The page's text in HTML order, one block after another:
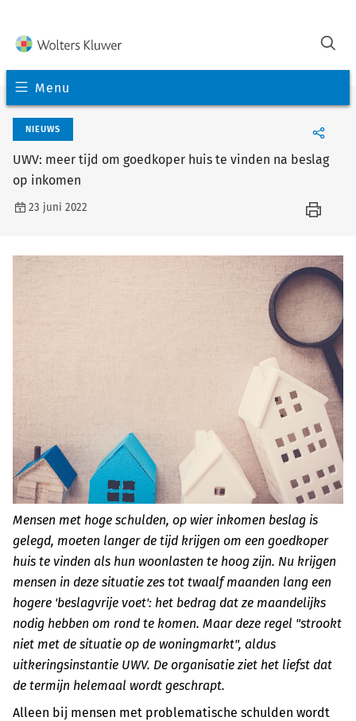
Menu
NIEUWS
UWV: meer tijd om goedkoper huis te vinden na beslag
op inkomen
23 juni 2022
Mensen met hoge schulden, op wier inkomen beslag is
gelegd, moeten langer de tijd krijgen om een goedkoper
huis te vinden als hun woonlasten te hoog zijn. Nu krijgen
mensen in deze situatie zes tot twaalf maanden lang een
hogere 'beslagvrije voet': het bedrag dat ze maandelijks
nodig hebben om rond te komen. Maar deze regel "strookt
niet met de situatie op de woningmarkt", aldus
uitkeringsinstantie UWV. De organisatie ziet het liefst dat
de termijn helemaal wordt geschrapt.
Alleen bij mensen met problematische schulden wordt